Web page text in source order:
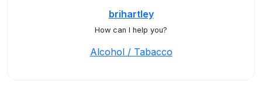
brihartley
How can I help you?
Alcohol / Tabacco